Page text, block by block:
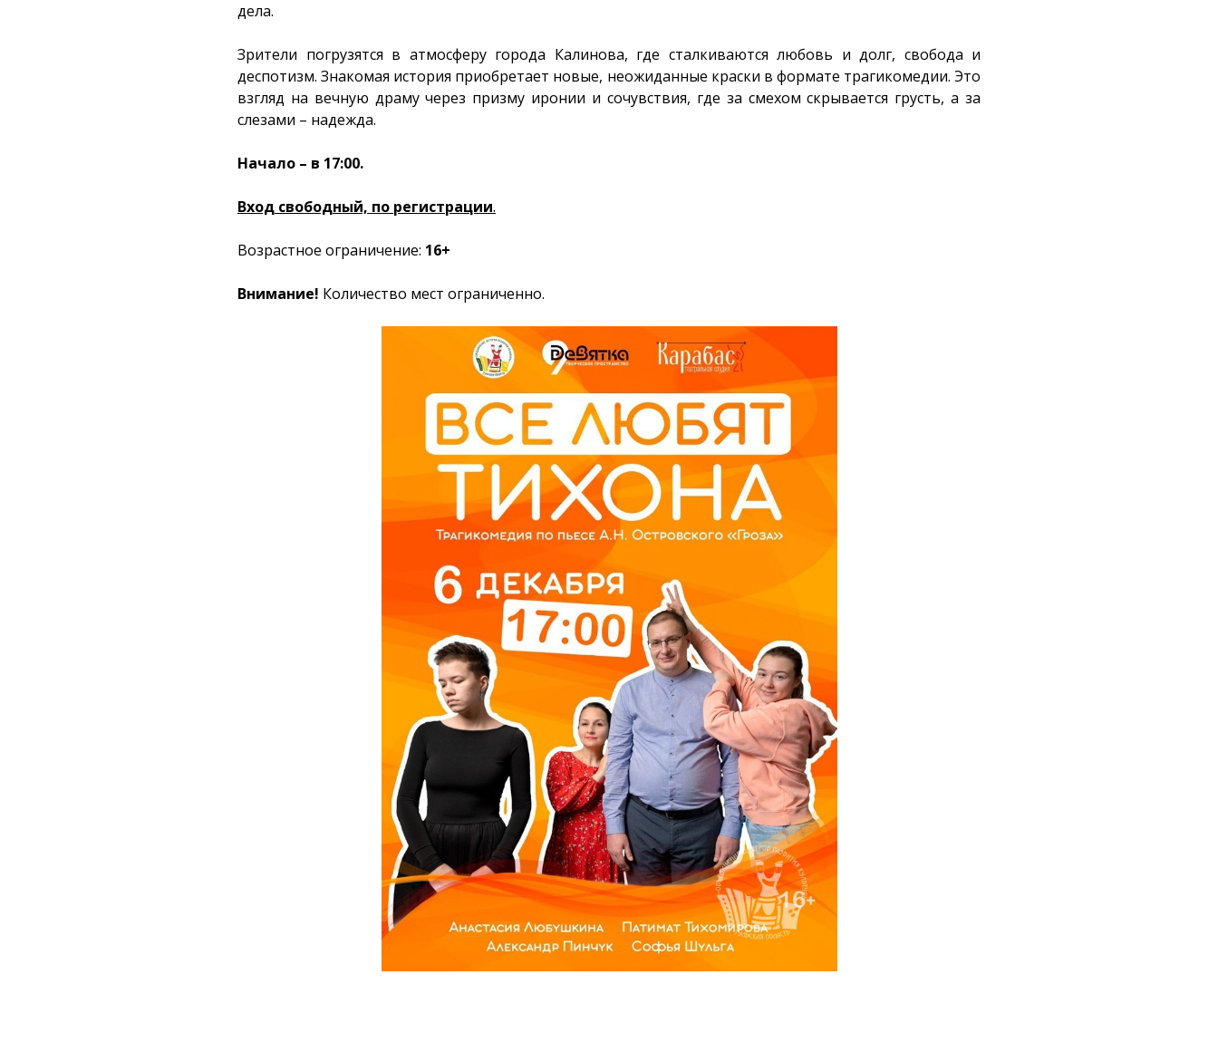
дела.
Зрители погрузятся в атмосферу города Калинова, где сталкиваются любовь и долг, свобода и
деспотизм. Знакомая история приобретает новые, неожиданные краски в формате трагикомедии. Это
взгляд на вечную драму через призму иронии и сочувствия, где за смехом скрывается грусть, а за
слезами – надежда.
Начало – в 17:00.
Вход свободный, по регистрации.
Возрастное ограничение: 16+
Внимание! Количество мест ограниченно.